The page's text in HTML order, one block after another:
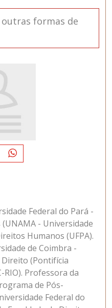
formas de
Federal do Pará -
(UNAMA - Universidade
Humanos (UFPA).
de Coimbra -
(Pontifícia
RIO). Professora da
de Pós-
Federal do